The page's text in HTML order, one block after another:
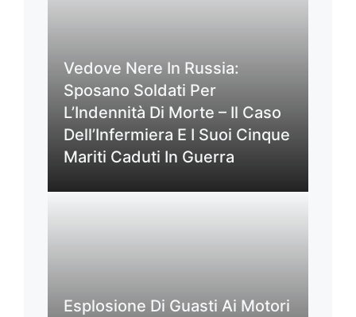
Vedove Nere In Russia:
Sposano Soldati Per
L’Indennità Di Morte – Il Caso
Dell’Infermiera E I Suoi Cinque
Mariti Caduti In Guerra
Esplosione Di Guasti Ai Motori